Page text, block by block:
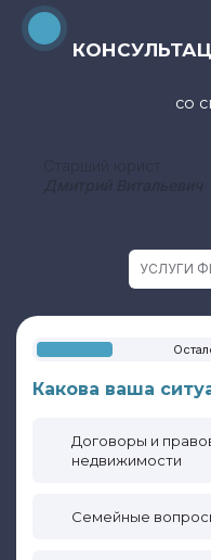
УСЛУГИ
Какова ваша
Договоры и
недвижимости
Семейные
со